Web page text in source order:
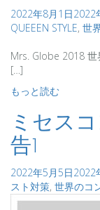
2022年8月1日2022
QUEEEN STYLE, 世
Mrs. Globe 2018
[…]
もっと読む
ミセス
告1
2022年5月5日2022
スト対策, 世界のコ